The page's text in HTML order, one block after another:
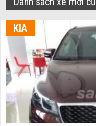
KIA